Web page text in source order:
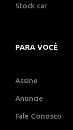
Stock car
PARA VOCÊ
Assine
Anuncie
Fale Conosco